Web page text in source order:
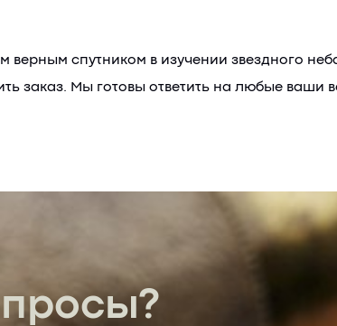
верным спутником в изучении звездного
заказ. Мы готовы ответить на любые ваши